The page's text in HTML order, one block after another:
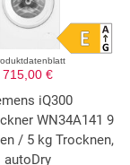
715,00 €
iQ300
WN34A141 9
/ 5 kg Trocknen,
autoDry